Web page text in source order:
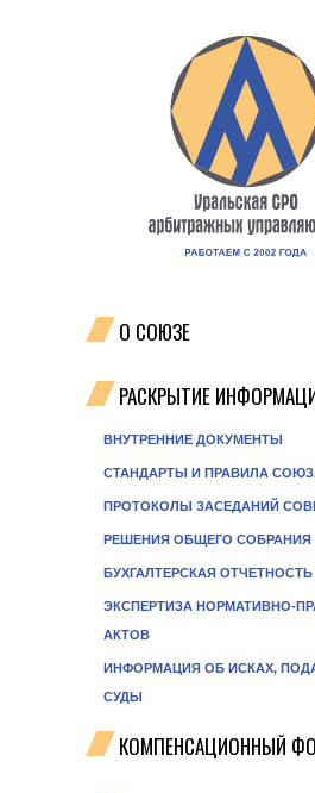
О СОЮЗЕ
РАСКРЫТИЕ
ВНУТРЕННИЕ ДОКУМЕНТЫ
СТАНДАРТЫ И ПРАВИЛА
ПРОТОКОЛЫ ЗАСЕДАНИЙ
РЕШЕНИЯ ОБЩЕГО СОБРАНИЯ
БУХГАЛТЕРСКАЯ ОТЧЕТНОСТЬ
ЭКСПЕРТИЗА НОРМАТИВНО-
АКТОВ
ИНФОРМАЦИЯ ОБ ИСКАХ,
СУДЫ
КОМПЕНСАЦИОННЫЙ